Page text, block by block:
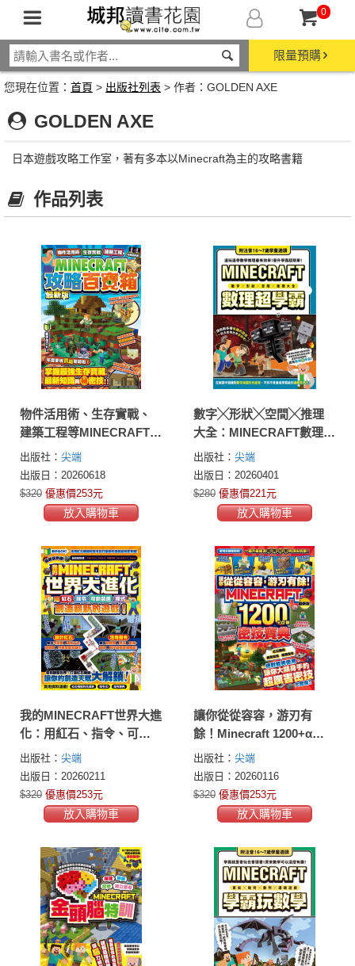
0
限量預購
您現在位置： 首頁 > 出版社列表 > 作者：GOLDEN AXE
GOLDEN AXE
日本遊戲攻略工作室，著有多本以Minecraft為主的攻略書籍
作品列表
物件活用術、生存實戰、
建築工程等MINECRAFT攻
略百寶箱最新版
出版社： 尖端
出版日：20260618
$320 優惠價253元
放入購物車
數字╳形狀╳空間╳推理
大全：MINECRAFT數理超
學霸
出版社： 尖端
出版日：20260401
$280 優惠價221元
放入購物車
我的MINECRAFT世界大進
化：用紅石、指令、可動
裝置、程式創造嶄新的遊
戲！
出版社： 尖端
出版日：20260211
$320 優惠價253元
放入購物車
讓你從從容容，游刃有
餘！Minecraft 1200+α個
密技寶典
出版社： 尖端
出版日：20260116
$320 優惠價253元
放入購物車